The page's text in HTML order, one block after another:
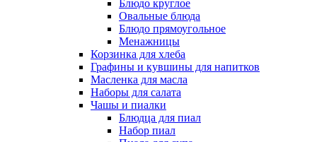
Блюдо круглое
Овальные блюда
Блюдо прямоугольное
Менажницы
Корзинка для хлеба
Графины и кувшины для напитков
Масленка для масла
Наборы для салата
Чашы и пиалки
Блюдца для пиал
Набор пиал